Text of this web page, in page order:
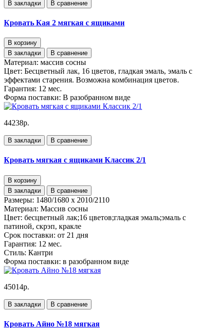
В закладки В сравнение
Кровать Кая 2 мягкая с ящиками
В корзину
В закладки
В сравнение
Материал: массив сосны
Цвет: Бесцветный лак, 16 цветов, гладкая эмаль, эмаль с
эффектами старения. Возможна комбинация цветов.
Гарантия: 12 мес.
Форма поставки: В разобранном виде
44238р.
В закладки В сравнение
Кровать мягкая с ящиками Классик 2/1
В корзину
В закладки
В сравнение
Размеры: 1480/1680 x 2010/2110
Материал: Массив сосны
Цвет: бесцветный лак;16 цветов;гладкая эмаль;эмаль с
патиной, скрэп, кракле
Срок поставки: от 21 дня
Гарантия: 12 мес.
Стиль: Кантри
Форма поставки: в разобранном виде
45014р.
В закладки В сравнение
Кровать Айно №18 мягкая